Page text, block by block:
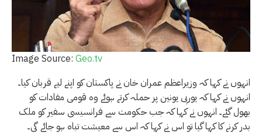
Image Source: Geo.tv
انہوں نے کہا کہ وزیراعظم عمران خان نے پاکستان کو اپنے لیے قربان کیا۔
انہوں نے کہا کہ یورپی یونین پر حملہ کرتے ہوئے وہ قومی مفادات کو
بھول گئے۔ انہوں نے کہا کہ جب حکومت سے فرانسیسی سفیر کو ملک
بدر کرنے کا کہا گیا تو اس نے کہا کہ اس سے معیشت تباہ ہو جائے گی۔